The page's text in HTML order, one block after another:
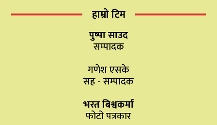
हाम्रो टिम
पुष्पा साउद
सम्पादक
गणेश एसके
सह - सम्पादक
भरत बिश्वकर्मा
फोटो पत्रकार